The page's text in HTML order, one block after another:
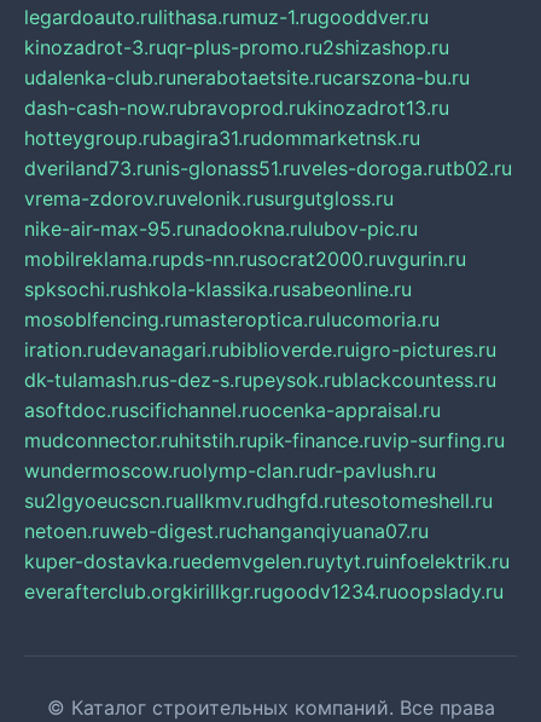
legardoauto.rulithasa.rumuz-1.rugooddver.ru
kinozadrot-3.ruqr-plus-promo.ru2shizashop.ru
udalenka-club.runerabotaetsite.rucarszona-bu.ru
dash-cash-now.rubravoprod.rukinozadrot13.ru
hotteygroup.rubagira31.rudommarketnsk.ru
dveriland73.runis-glonass51.ruveles-doroga.rutb02.ru
vrema-zdorov.ruvelonik.rusurgutgloss.ru
nike-air-max-95.runadookna.rulubov-pic.ru
mobilreklama.rupds-nn.rusocrat2000.ruvgurin.ru
spksochi.rushkola-klassika.rusabeonline.ru
mosoblfencing.rumasteroptica.rulucomoria.ru
iration.rudevanagari.rubiblioverde.ruigro-pictures.ru
dk-tulamash.rus-dez-s.rupeysok.rublackcountess.ru
asoftdoc.ruscifichannel.ruocenka-appraisal.ru
mudconnector.ruhitstih.rupik-finance.ruvip-surfing.ru
wundermoscow.ruolymp-clan.rudr-pavlush.ru
su2lgyoeucscn.ruallkmv.rudhgfd.rutesotomeshell.ru
netoen.ruweb-digest.ruchanganqiyuana07.ru
kuper-dostavka.ruedemvgelen.ruytyt.ruinfoelektrik.ru
everafterclub.orgkirillkgr.rugoodv1234.ruoopslady.ru
© Каталог строительных компаний. Все права